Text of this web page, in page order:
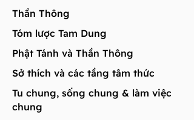
Thần Thông
Tóm lược Tam Dung
Phật Tánh và Thần Thông
Sở thích và các tầng tâm thức
Tu chung, sống chung & làm việc
chung